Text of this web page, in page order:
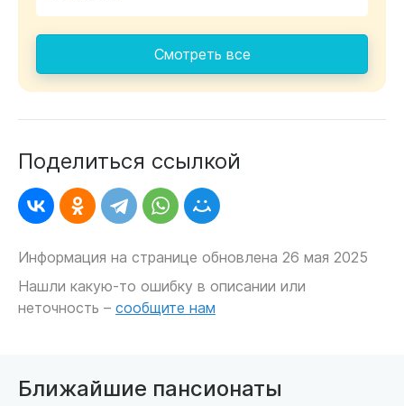
Смотреть все
Поделиться ссылкой
Информация на странице обновлена 26 мая 2025
Нашли какую-то ошибку в описании или
неточность – сообщите нам
Ближайшие пансионаты